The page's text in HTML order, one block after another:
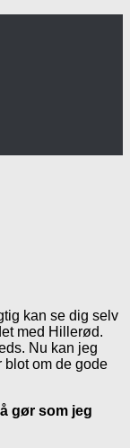
kan se dig selv
med Hillerød.
Nu kan jeg
blot om de gode
gør som jeg